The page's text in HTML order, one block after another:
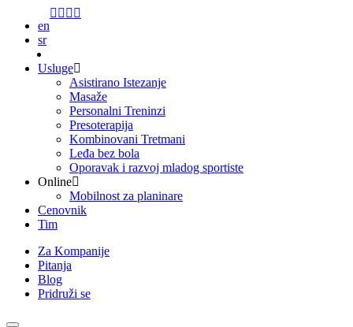
en
sr
Usluge
Asistirano Istezanje
Masaže
Personalni Treninzi
Presoterapija
Kombinovani Tretmani
Leđa bez bola
Oporavak i razvoj mladog sportiste
Online
Mobilnost za planinare
Cenovnik
Tim
Za Kompanije
Pitanja
Blog
Pridruži se